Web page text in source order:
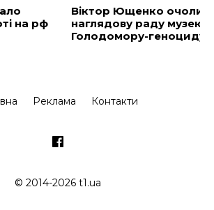
на рф
Віктор Ющенко очолив
наглядову раду музею
Голодомору-геноциду
Реклама Контакти
© 2014-2026 t1.ua